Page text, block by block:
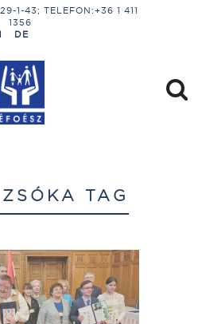
1-43; TELEFON:+36 1 411
1356
DE
TAG